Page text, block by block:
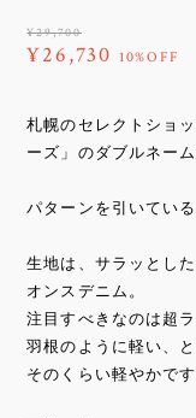
¥29,700
¥26,730 10%OFF
札幌のセレクトショ
ーズ」のダブルネー
パターンを引いてい
生地は、サラッとし
オンスデニム。
注目すべきなのは超
羽根のように軽い、
そのくらい軽やかです